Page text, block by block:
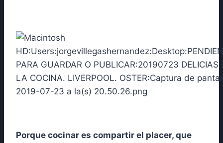
Porque cocinar es compartir el placer, que